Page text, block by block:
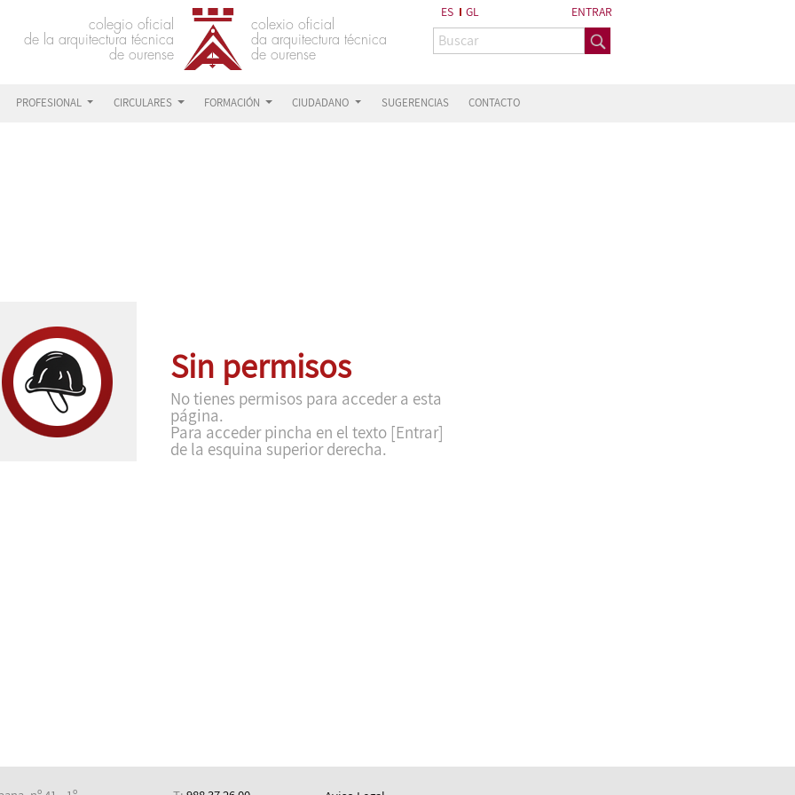
ES GL ENTRAR
PROFESIONAL CIRCULARES FORMACIÓN CIUDADANO SUGERENCIAS CONTACTO
Sin permisos
No tienes permisos para acceder a esta
página.
Para acceder pincha en el texto [Entrar]
de la esquina superior derecha.